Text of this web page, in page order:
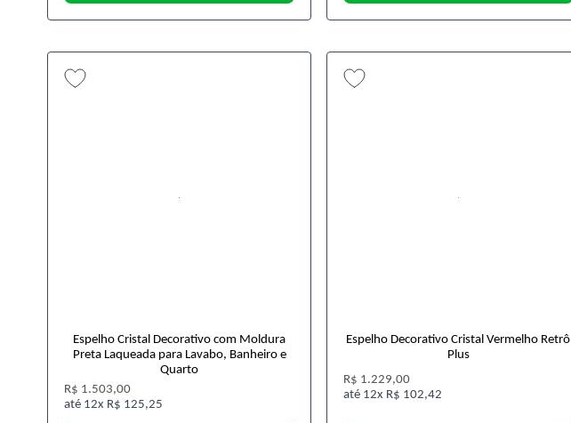
Espelho Cristal Decorativo com Moldura
Preta Laqueada para Lavabo, Banheiro e
Quarto
R$ 1.503,00
12x R$ 125,25
Espelho Decorativo Cristal Vermelho Retrô
Plus
R$ 1.229,00
12x R$ 102,42